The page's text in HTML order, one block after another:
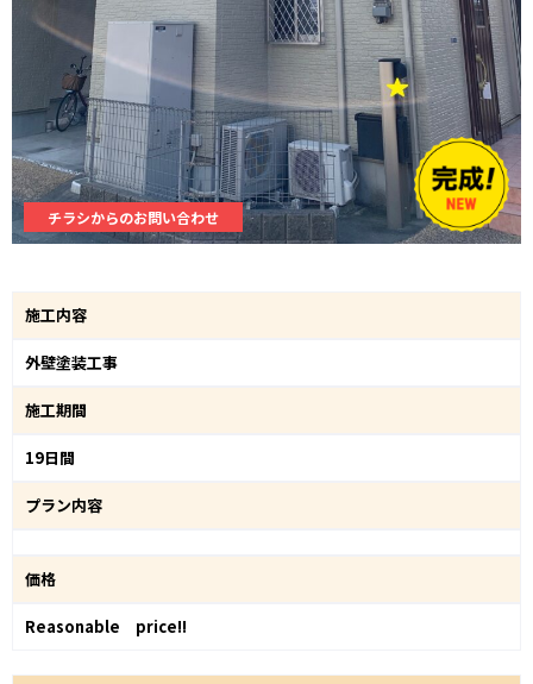
チラシからのお問い合わせ
施工内容
外壁塗装工事
施工期間
19日間
プラン内容
価格
Reasonable price!!